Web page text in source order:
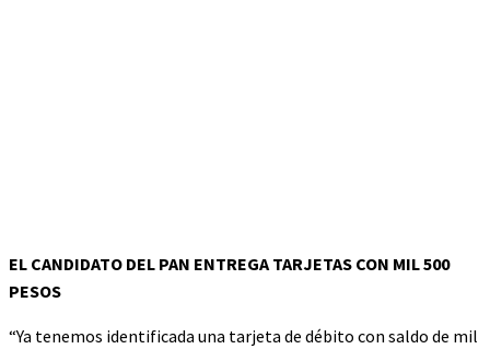
EL CANDIDATO DEL PAN ENTREGA TARJETAS CON MIL 500
PESOS
“Ya tenemos identificada una tarjeta de débito con saldo de mil